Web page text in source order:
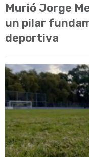
Murió Jorge
un pilar
deportiva